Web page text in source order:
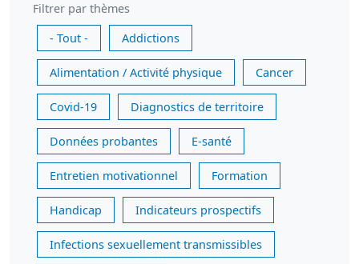
Filtrer par thèmes
- Tout -
Addictions
Alimentation / Activité physique Cancer
Covid-19 Diagnostics de territoire
Données probantes E-santé
Entretien motivationnel Formation
Handicap Indicateurs prospectifs
Infections sexuellement transmissibles